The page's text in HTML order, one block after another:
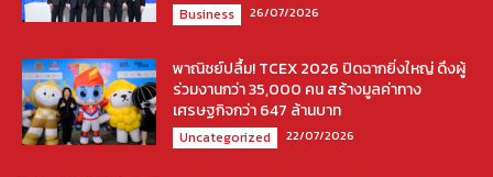
Business 26/07/2026
พาณิชย์ปลื้ม! TCEX 2026 ปิดฉากยิ่งใหญ่ ดึงผู้
ร่วมงานกว่า 35,000 คน สร้างมูลค่าทาง
เศรษฐกิจกว่า 647 ล้านบาท
Uncategorized 22/07/2026